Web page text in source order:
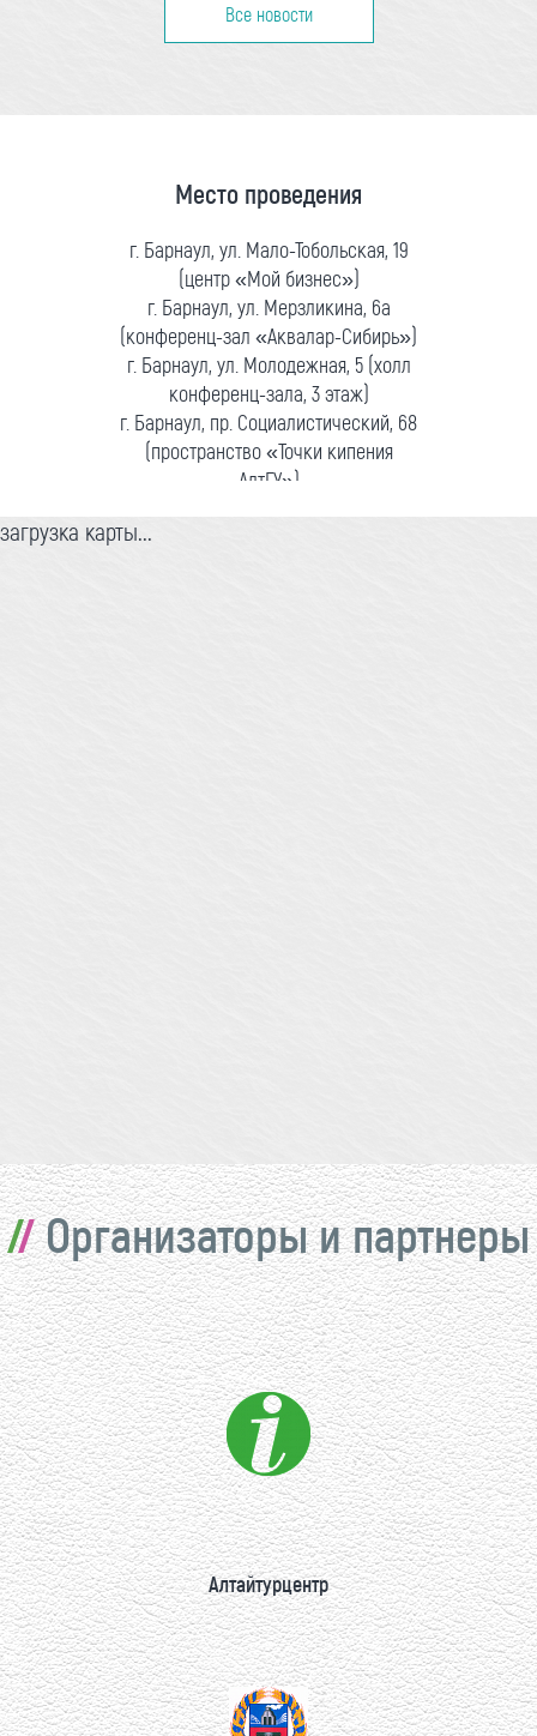
Все новости
Место проведения
г. Барнаул, ул. Мало-Тобольская, 19
(центр «Мой бизнес»)
г. Барнаул, ул. Мерзликина, 6а
(конференц-зал «Аквалар-Сибирь»)
г. Барнаул, ул. Молодежная, 5 (холл
конференц-зала, 3 этаж)
г. Барнаул, пр. Социалистический, 68
(пространство «Точки кипения
АлтГУ»)
загрузка карты...
Организаторы и партнеры
Алтайтурцентр